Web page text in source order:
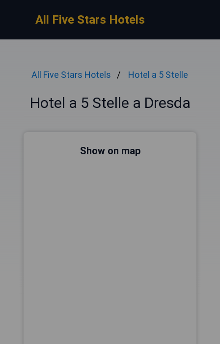
All Five Stars Hotels
All Five Stars Hotels Hotel a 5 Stelle
Hotel a 5 Stelle a Dresda
Show on map